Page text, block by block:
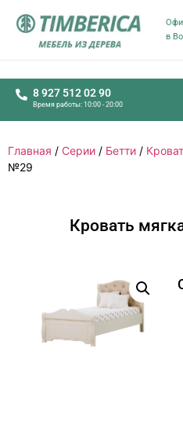
в
8 927 512 02 90
Время работы: 10:00 - 20:00
Главная / Серии / Бетти /
№29
Кровать